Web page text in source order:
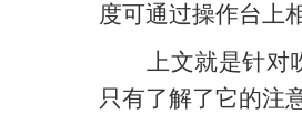
度可通过操作台上
上文就是针对吹
只有了解了它的注